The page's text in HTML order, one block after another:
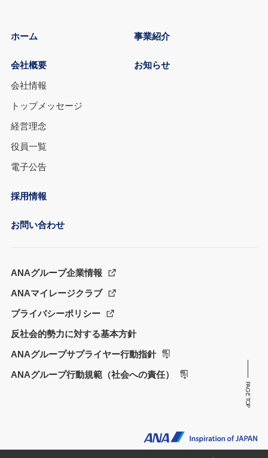
PAGE TOP
ホーム
会社概要
会社情報
トップメッセージ
経営理念
役員一覧
電子公告
事業紹介
お知らせ
採用情報
お問い合わせ
ANAグループ企業情報
ANAマイレージクラブ
プライバシーポリシー
反社会的勢力に対する基本方針
ANAグループサプライヤー行動指針
ANAグループ行動規範（社会への責任）